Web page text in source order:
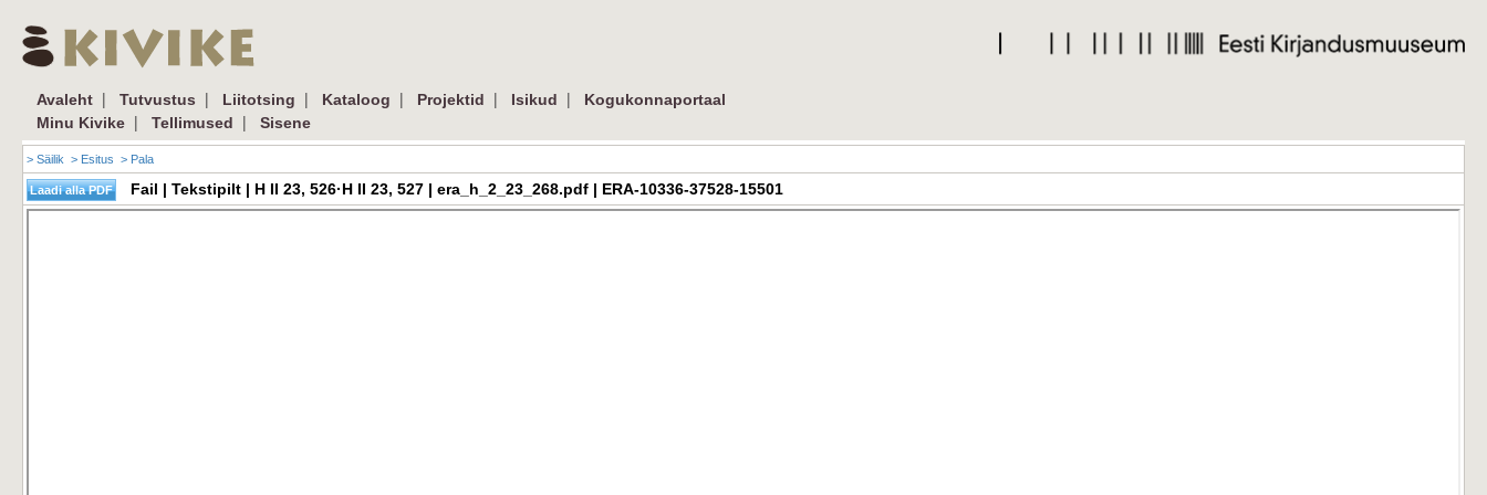
Avaleht | Tutvustus | Liitotsing | Kataloog | Projektid | Isikud |
Kogukonnaportaal
Minu Kivike | Tellimused | Sisene
> Säilik > Esitus > Pala
Fail | Tekstipilt | H II 23, 526·H II 23, 527 | era_h_2_23_268.pdf | ERA-10336-37528-15501